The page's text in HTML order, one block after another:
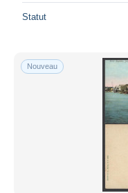
Statut
Nouveau